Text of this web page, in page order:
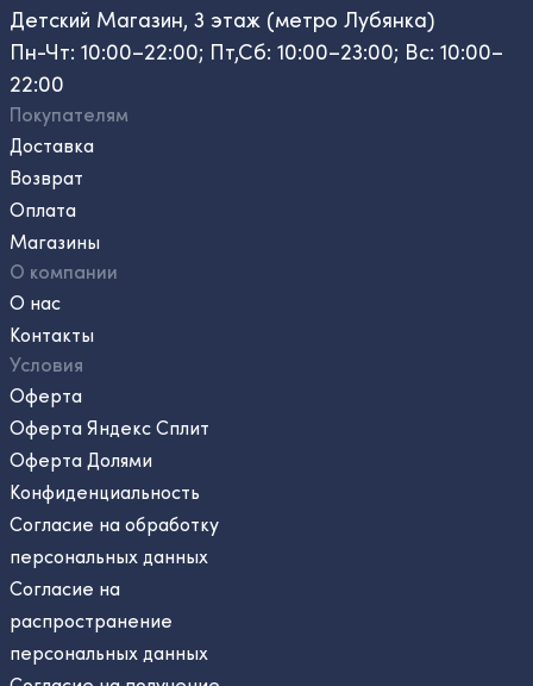
Детский Магазин, 3 этаж (метро Лубянка)
Пн-Чт: 10:00–22:00; Пт,Сб: 10:00–23:00; Вс: 10:00–
22:00
Покупателям
Доставка
Возврат
Оплата
Магазины
О компании
О нас
Контакты
Условия
Оферта
Оферта Яндекс Сплит
Оферта Долями
Конфиденциальность
Согласие на обработку
персональных данных
Согласие на
распространение
персональных данных